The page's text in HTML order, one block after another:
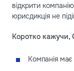
відкрити
юрисдикція не
Коротко кажучи,
Компанія має